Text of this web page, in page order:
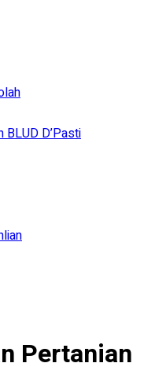
BLUD D’Pasti
Pertanian